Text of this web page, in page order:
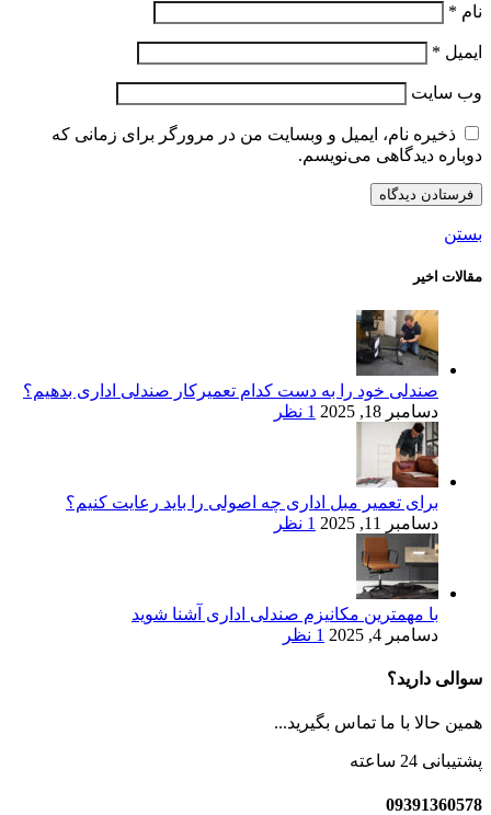
نام *
ایمیل *
وب‌ سایت
ذخیره نام، ایمیل و وبسایت من در مرورگر برای زمانی که
دوباره دیدگاهی می‌نویسم.
بستن
مقالات اخیر
صندلی خود را به دست کدام تعمیرکار صندلی اداری بدهیم؟
دسامبر 18, 2025
1 نظر
برای تعمیر مبل اداری چه اصولی را باید رعایت کنیم؟
دسامبر 11, 2025
1 نظر
با مهمترین مکانیزم صندلی اداری آشنا شوید
دسامبر 4, 2025
1 نظر
سوالی دارید؟
همین حالا با ما تماس بگیرید...
پشتیبانی 24 ساعته
09391360578